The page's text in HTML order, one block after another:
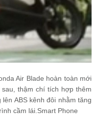
Air Blade hoàn toàn mới
thậm chí tích hợp thêm
ABS kênh đôi nhằm tăng
cầm lái.Smart Phone